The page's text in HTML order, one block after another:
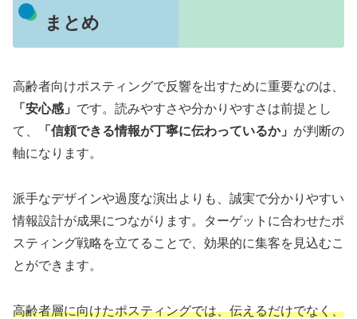
まとめ
高齢者向けポスティングで反響を出すために重要なのは、
「安心感」 です。読みやすさや分かりやすさは前提とし
て、
「信頼できる情報が丁寧に伝わっているか」 が判断の
軸になります。
派手なデザインや過度な演出よりも、誠実で分かりやすい
情報設計が成果につながります。ターゲットに合わせたポ
スティング戦略を立てることで、効果的に集客を見込むこ
とができます。
高齢者層に向けたポスティングでは、伝えるだけでなく、